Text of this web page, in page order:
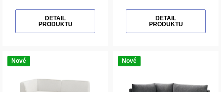
DETAIL
PRODUKTU
DETAIL
PRODUKTU
Nové Nové